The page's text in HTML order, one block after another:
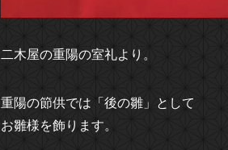
二木屋の重陽の室礼より。
重陽の節供では「後の雛」として
お雛様を飾ります。